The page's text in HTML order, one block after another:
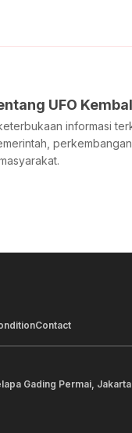
UFO
informasi
Contact
Gading Permai,